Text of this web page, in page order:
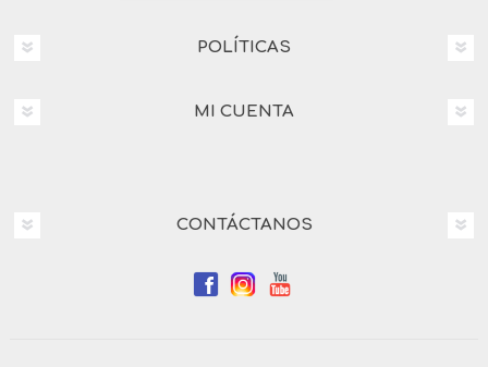
POLÍTICAS
MI CUENTA
CONTÁCTANOS